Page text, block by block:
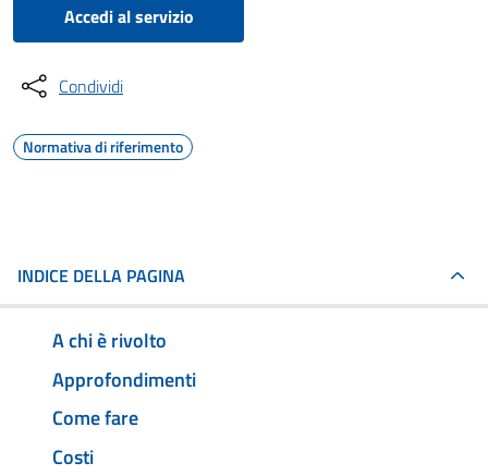
Accedi al servizio
Condividi
Normativa di riferimento
INDICE DELLA PAGINA
A chi è rivolto
Approfondimenti
Come fare
Costi